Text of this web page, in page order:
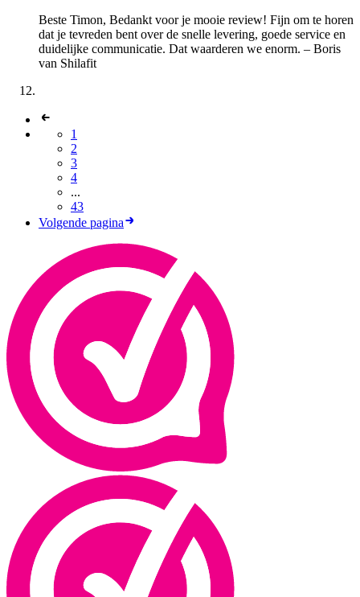
Beste Timon, Bedankt voor je mooie review! Fijn om te horen
dat je tevreden bent over de snelle levering, goede service en
duidelijke communicatie. Dat waarderen we enorm. – Boris
van Shilafit
1
2
3
4
...
43
Volgende pagina